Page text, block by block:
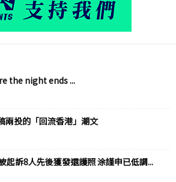
the night ends ...
兩投的「回流香港」潮文
起訴8人先後獲發還護照 涂謹申已低調...